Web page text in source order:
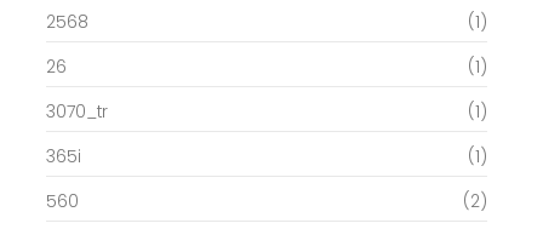
2568
(1)
26
(1)
3070_tr
(1)
365i
(1)
560
(2)